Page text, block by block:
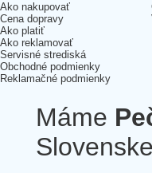
Ako nakupovať
Cena dopravy
Ako platiť
Ako reklamovať
Servisné strediská
Obchodné podmienky
Reklamačné podmienky
Máme